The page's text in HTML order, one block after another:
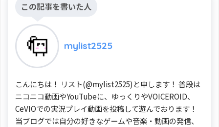
この記事を書いた人
mylist2525
こんにちは！ リスト(@mylist2525)と申します！ 普段は
ニコニコ動画やYouTubeに、ゆっくりやVOICEROID、
CeVIOでの実況プレイ動画を投稿して遊んでおります！
当ブログでは自分の好きなゲームや音楽・動画の発信、